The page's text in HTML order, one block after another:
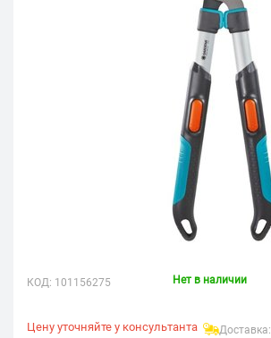
КОД: 101156275 Нет в наличии
Цену уточняйте у консультанта Доставка: